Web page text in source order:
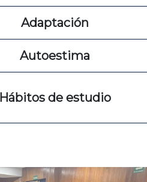
Adaptación
Autoestima
Hábitos de estudio